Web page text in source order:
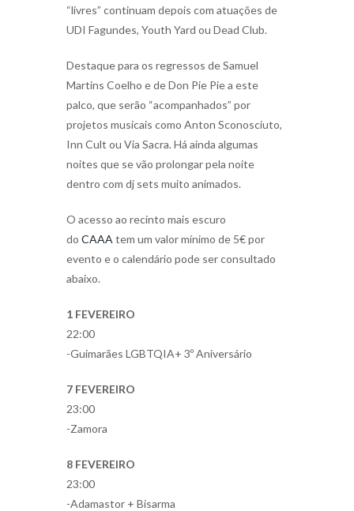
“livres” continuam depois com atuações de
UDI Fagundes, Youth Yard ou Dead Club.
Destaque para os regressos de Samuel
Martins Coelho e de Don Pie Pie a este
palco, que serão “acompanhados” por
projetos musicais como Anton Sconosciuto,
Inn Cult ou Via Sacra. Há ainda algumas
noites que se vão prolongar pela noite
dentro com dj sets muito animados.
O acesso ao recinto mais escuro
do CAAA tem um valor mínimo de 5€ por
evento e o calendário pode ser consultado
abaixo.
1 FEVEREIRO
22:00
-Guimarães LGBTQIA+ 3º Aniversário
7 FEVEREIRO
23:00
-Zamora
8 FEVEREIRO
23:00
-Adamastor + Bisarma